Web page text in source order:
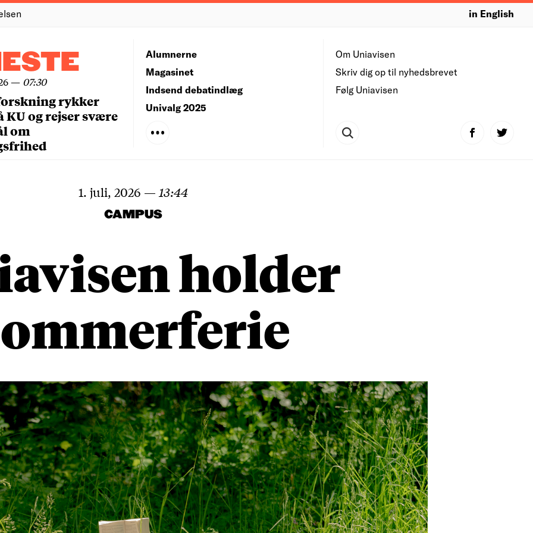
in English
— 07:30
rykker
KU og rejser svære
om
Om Uniavisen
Skriv dig op til nyhedsbrevet
Følg Uniavisen
Alumnerne
Magasinet
Indsend debatindlæg
Univalg 2025
1. juli, 2026 — 13:44
CAMPUS
holder